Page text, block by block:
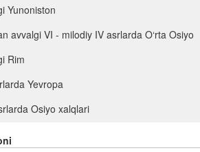
Yunoniston
avvalgi VI - milodiy IV asrlarda O‘rta Osiyo
Rim
Yevropa
Osiyo xalqlari
ijtimoiy- siyosiy, iqtisodiy va madaniy